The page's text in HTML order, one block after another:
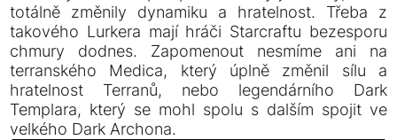
totálně změnily dynamiku a hratelnost. Třeba z
takového Lurkera mají hráči Starcraftu bezesporu
chmury dodnes. Zapomenout nesmíme ani na
terranského Medica, který úplně změnil sílu a
hratelnost Terranů, nebo legendárního Dark
Templara, který se mohl spolu s dalším spojit ve
velkého Dark Archona.